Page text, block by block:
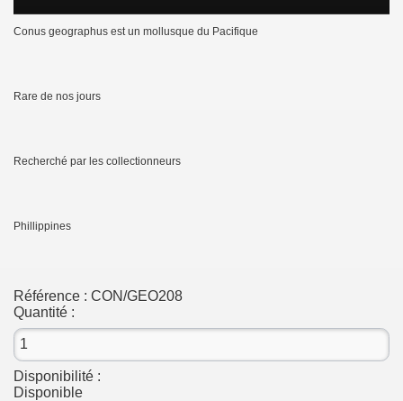
Conus geographus est un mollusque du Pacifique
Rare de nos jours
Recherché par les collectionneurs
Phillippines
Référence : CON/GEO208
Quantité :
Disponibilité :
Disponible